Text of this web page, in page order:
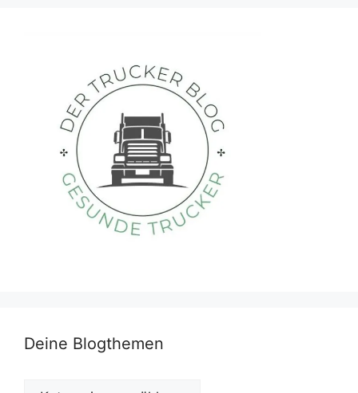
Deine Blogthemen
Deine